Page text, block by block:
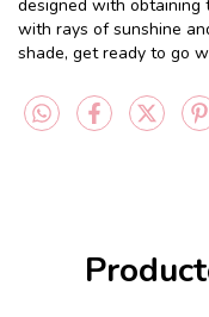
designed with obtaining
with rays of sunshine
shade, get ready to go